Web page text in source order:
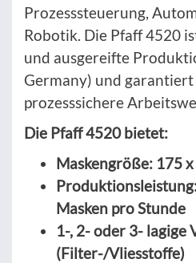
Prozesssteuerung,
Robotik. Die Pfaff 4520
und ausgereifte
Germany) und
prozesssichere
Die Pfaff 4520 bietet:
Maskengröße: 175
Masken pro Stunde
1-, 2- oder 3- lagige
(Filter-/Vliesstoffe)